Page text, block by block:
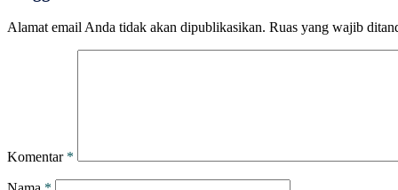
Alamat email Anda tidak akan dipublikasikan. Ruas yang wajib
Komentar *